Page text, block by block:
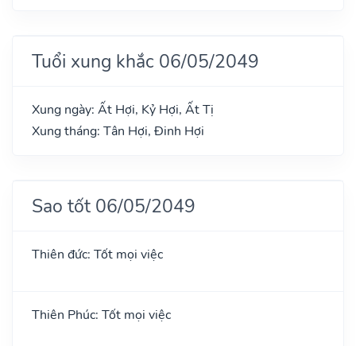
Tuổi xung khắc 06/05/2049
Xung ngày: Ất Hợi, Kỷ Hợi, Ất Tị
Xung tháng: Tân Hợi, Đinh Hợi
Sao tốt 06/05/2049
Thiên đức: Tốt mọi việc
Thiên Phúc: Tốt mọi việc